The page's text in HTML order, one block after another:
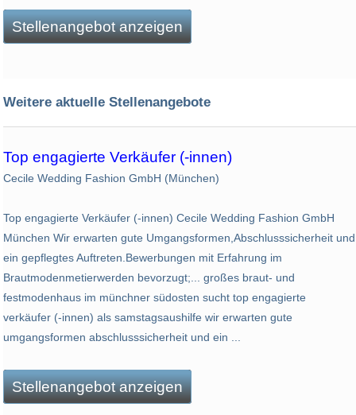
Stellenangebot anzeigen
Weitere aktuelle Stellenangebote
Top engagierte Verkäufer (-innen)
Cecile Wedding Fashion GmbH (München)
Top engagierte Verkäufer (-innen) Cecile Wedding Fashion GmbH
München Wir erwarten gute Umgangsformen,Abschlusssicherheit und
ein gepflegtes Auftreten.Bewerbungen mit Erfahrung im
Brautmodenmetierwerden bevorzugt;... großes braut- und
festmodenhaus im münchner südosten sucht top engagierte
verkäufer (-innen) als samstagsaushilfe wir erwarten gute
umgangsformen abschlusssicherheit und ein ...
Stellenangebot anzeigen